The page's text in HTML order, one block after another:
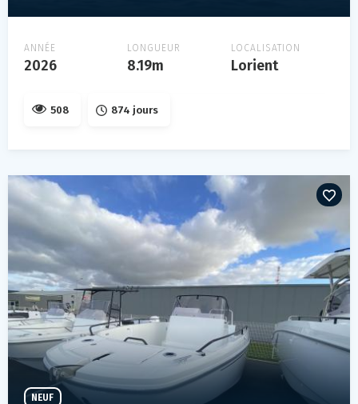
ANNÉE
2026
LONGUEUR
8.19m
LOCALISATION
Lorient
508 874 jours
NEUF